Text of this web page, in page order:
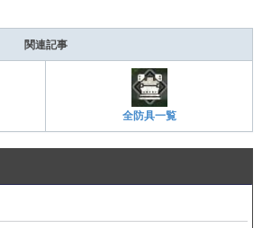
関連記事
全防具一覧